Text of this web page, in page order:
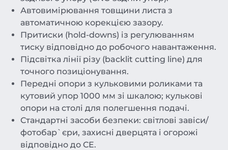
Автовимірювання товщини листа з
автоматичною корекцією зазору.
Притиски (hold-downs) із регулюванням
тиску відповідно до робочого навантаження.
Підсвітка лінії різу (backlit cutting line) для
точного позиціонування.
Передні опори з кульковими роликами та
кутовий упор 1000 мм зі шкалою; кулькові
опори на столі для полегшення подачі.
Стандартні засоби безпеки: світлові завіси/
фотобар`єри, захисні дверцята і огорожі
відповідно до CE.